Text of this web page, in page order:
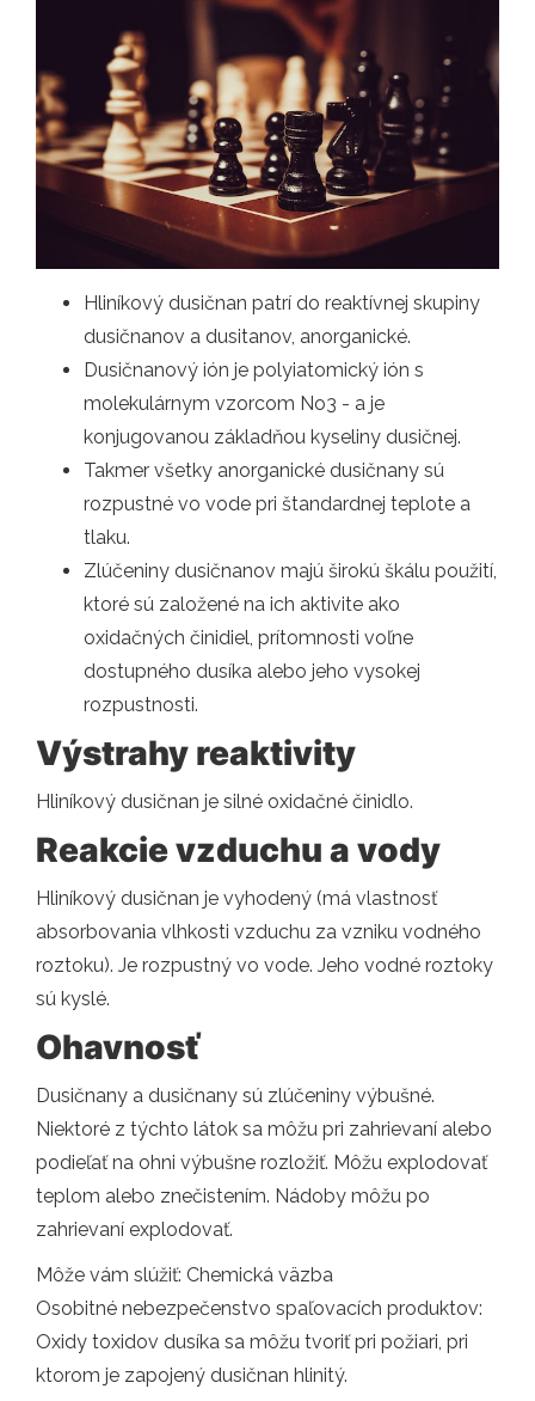
Hliníkový dusičnan patrí do reaktívnej skupiny
dusičnanov a dusitanov, anorganické.
Dusičnanový ión je polyiatomický ión s
molekulárnym vzorcom No3 - a je
konjugovanou základňou kyseliny dusičnej.
Takmer všetky anorganické dusičnany sú
rozpustné vo vode pri štandardnej teplote a
tlaku.
Zlúčeniny dusičnanov majú širokú škálu použití,
ktoré sú založené na ich aktivite ako
oxidačných činidiel, prítomnosti voľne
dostupného dusíka alebo jeho vysokej
rozpustnosti.
Výstrahy reaktivity
Hliníkový dusičnan je silné oxidačné činidlo.
Reakcie vzduchu a vody
Hliníkový dusičnan je vyhodený (má vlastnosť
absorbovania vlhkosti vzduchu za vzniku vodného
roztoku). Je rozpustný vo vode. Jeho vodné roztoky
sú kyslé.
Ohavnosť
Dusičnany a dusičnany sú zlúčeniny výbušné.
Niektoré z týchto látok sa môžu pri zahrievaní alebo
podieľať na ohni výbušne rozložiť. Môžu explodovať
teplom alebo znečistením. Nádoby môžu po
zahrievaní explodovať.
Môže vám slúžiť: Chemická väzba
Osobitné nebezpečenstvo spaľovacích produktov:
Oxidy toxidov dusíka sa môžu tvoriť pri požiari, pri
ktorom je zapojený dusičnan hlinitý.